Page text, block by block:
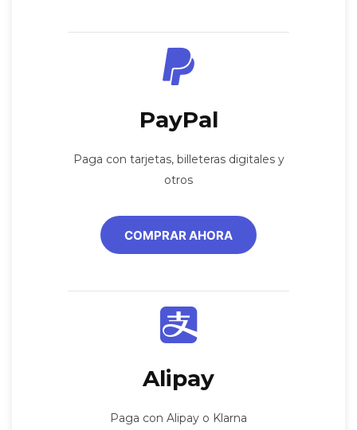
PayPal
Paga con tarjetas, billeteras digitales y
otros
COMPRAR AHORA
Alipay
Paga con Alipay o Klarna